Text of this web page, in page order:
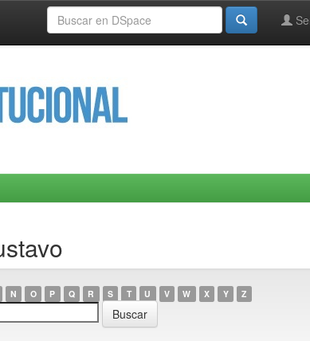
N O P Q R S T U V W X Y Z